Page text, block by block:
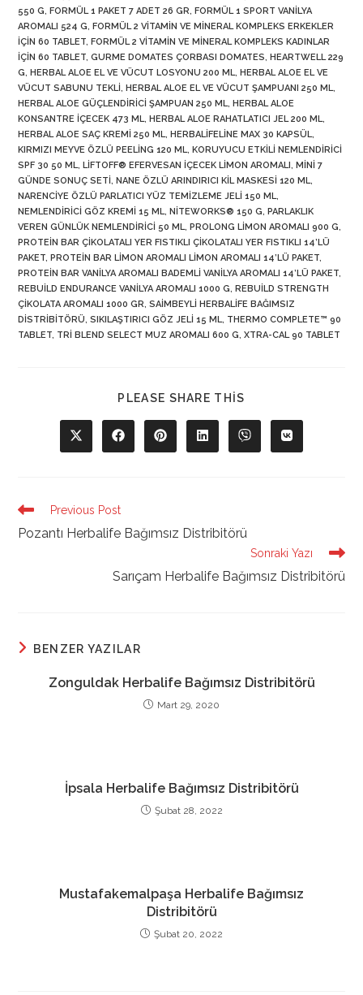
550 G, FORMÜL 1 PAKET 7 ADET 26 GR, FORMÜL 1 SPORT VANILYA
AROMALI 524 G, FORMÜL 2 VITAMIN VE MINERAL KOMPLEKS ERKEKLER
İÇIN 60 TABLET, FORMÜL 2 VITAMIN VE MINERAL KOMPLEKS KADINLAR
İÇIN 60 TABLET, GURME DOMATES ÇORBASI DOMATES, HEARTWELL 229
G, HERBAL ALOE EL VE VÜCUT LOSYONU 200 ML, HERBAL ALOE EL VE
VÜCUT SABUNU TEKLI, HERBAL ALOE EL VE VÜCUT ŞAMPUANI 250 ML,
HERBAL ALOE GÜÇLENDIRICI ŞAMPUAN 250 ML, HERBAL ALOE
KONSANTRE İÇECEK 473 ML, HERBAL ALOE RAHATLATICI JEL 200 ML,
HERBAL ALOE SAÇ KREMI 250 ML, HERBALIFELINE MAX 30 KAPSÜL,
KIRMIZI MEYVE ÖZLÜ PEELING 120 ML, KORUYUCU ETKILI NEMLENDIRICI
SPF 30 50 ML, LIFTOFF® EFERVESAN İÇECEK LIMON AROMALI, MINI 7
GÜNDE SONUÇ SETI, NANE ÖZLÜ ARINDIRICI KIL MASKESI 120 ML,
NARENCIYE ÖZLÜ PARLATICI YÜZ TEMIZLEME JELI 150 ML,
NEMLENDIRICI GÖZ KREMI 15 ML, NITEWORKS® 150 G, PARLAKLIK
VEREN GÜNLÜK NEMLENDIRICI 50 ML, PROLONG LIMON AROMALI 900 G,
PROTEIN BAR ÇIKOLATALI YER FISTIKLI ÇIKOLATALI YER FISTIKLI 14’LÜ
PAKET, PROTEIN BAR LIMON AROMALI LIMON AROMALI 14’LÜ PAKET,
PROTEIN BAR VANILYA AROMALI BADEMLI VANILYA AROMALI 14’LÜ PAKET,
REBUILD ENDURANCE VANILYA AROMALI 1000 G, REBUILD STRENGTH
ÇIKOLATA AROMALI 1000 GR, SAIMBEYLI HERBALIFE BAĞIMSIZ
DISTRIBITÖRÜ, SIKILAŞTIRICI GÖZ JELI 15 ML, THERMO COMPLETE™ 90
TABLET, TRI BLEND SELECT MUZ AROMALI 600 G, XTRA-CAL 90 TABLET
PLEASE SHARE THIS
CONTENT
Opens
in
Opens
in
Opens
in
Opens
in
Opens
in
Opens
in
Read
articles
Previous Post
Pozantı Herbalife Bağımsız Distribitörü
Sonraki Yazı
Sarıçam Herbalife Bağımsız Distribitörü
BENZER YAZILAR
Zonguldak Herbalife Bağımsız Distribitörü
Mart 29, 2020
İpsala Herbalife Bağımsız Distribitörü
Şubat 28, 2022
Mustafakemalpaşa Herbalife Bağımsız
Distribitörü
Şubat 20, 2022